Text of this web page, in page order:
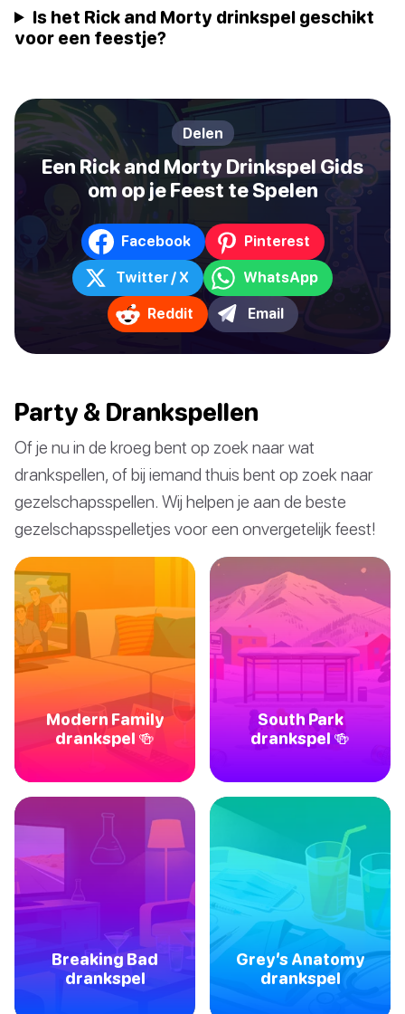
Is het Rick and Morty drinkspel geschikt
voor een feestje?
Delen
Een Rick and Morty Drinkspel Gids
om op je Feest te Spelen
Facebook Pinterest
Twitter / X WhatsApp
Reddit Email
Party & Drankspellen
Of je nu in de kroeg bent op zoek naar wat
drankspellen, of bij iemand thuis bent op zoek naar
gezelschapsspellen. Wij helpen je aan de beste
gezelschapsspelletjes voor een onvergetelijk feest!
Modern Family
drankspel 🍻
South Park
drankspel 🍻
Breaking Bad
drankspel
Grey’s Anatomy
drankspel